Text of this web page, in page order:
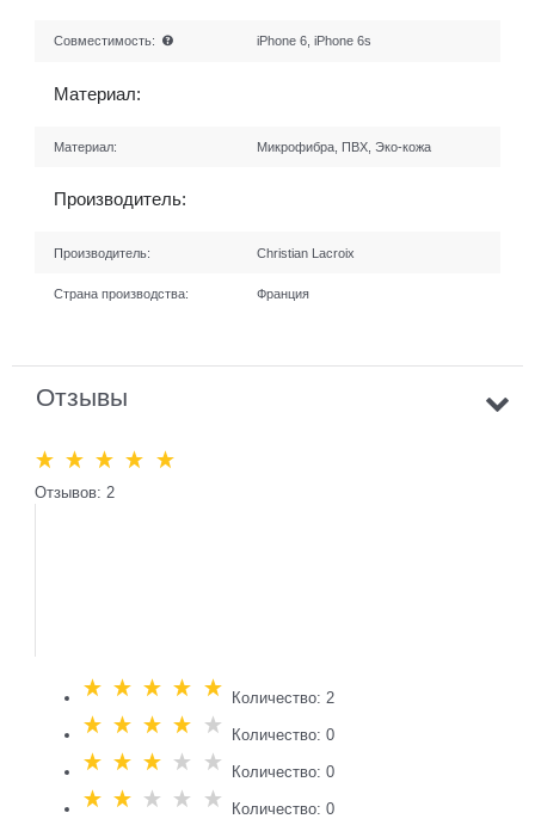
Совместимость: iPhone 6, iPhone 6s
Материал:
Материал: Микрофибра, ПВХ, Эко-кожа
Производитель:
Производитель: Christian Lacroix
Страна производства: Франция
Отзывы
Отзывов: 2
Количество: 2
Количество: 0
Количество: 0
Количество: 0